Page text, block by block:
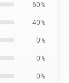
60%
40%
0%
0%
0%